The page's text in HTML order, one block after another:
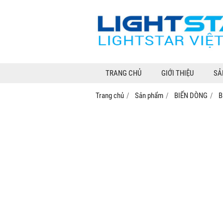
TRANG CHỦ GIỚI THIỆU
Trang chủ Sản phẩm BIẾN DÒNG